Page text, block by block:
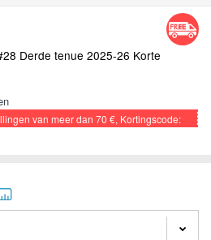
Derde tenue 2025-26 Korte
van meer dan 70 €, Kortingscode: